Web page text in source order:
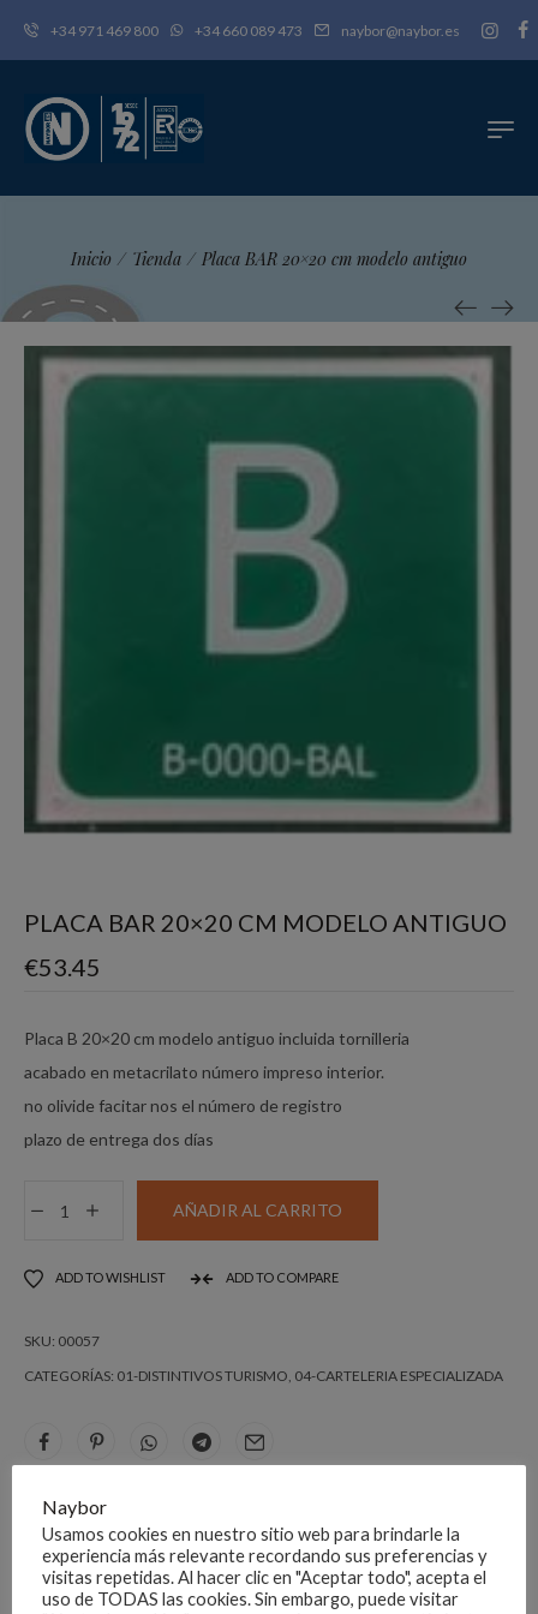
+34 971 469 800 +34 660 089 473 naybor@naybor.es
Inicio / Tienda / Placa BAR 20×20 cm modelo antiguo
PLACA BAR 20×20 CM MODELO ANTIGUO
€53.45
Placa B 20×20 cm modelo antiguo incluida tornilleria
acabado en metacrilato número impreso interior.
no olivide facitar nos el número de registro
plazo de entrega dos días
cm
antiguo
cantidad
AÑADIR AL CARRITO
ADD TO WISHLIST ADD TO COMPARE
SKU: 00057
CATEGORÍAS: 01-DISTINTIVOS TURISMO, 04-CARTELERIA ESPECIALIZADA
DESCRIPCIÓN
Placa B 20×20 cm modelo antiguo incluida tornilleria
Naybor
Usamos cookies en nuestro sitio web para brindarle la
experiencia más relevante recordando sus preferencias y
visitas repetidas. Al hacer clic en "Aceptar todo", acepta el
uso de TODAS las cookies. Sin embargo, puede visitar